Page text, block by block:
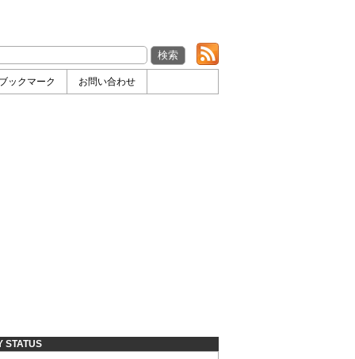
ブックマーク お問い合わせ
STATUS